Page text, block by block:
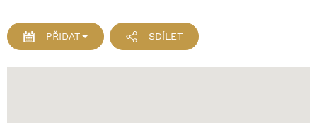
PŘIDAT SDÍLET